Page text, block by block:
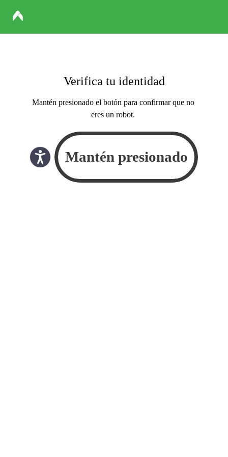
Verifica tu identidad
Mantén presionado el botón para confirmar que no
eres un robot.